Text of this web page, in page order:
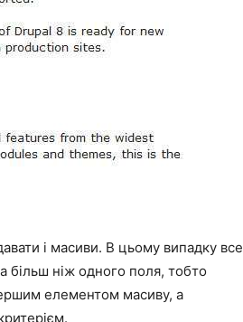
і масиви. В цьому випадку все
більш ніж одного поля, тобто
елементом масиву, а